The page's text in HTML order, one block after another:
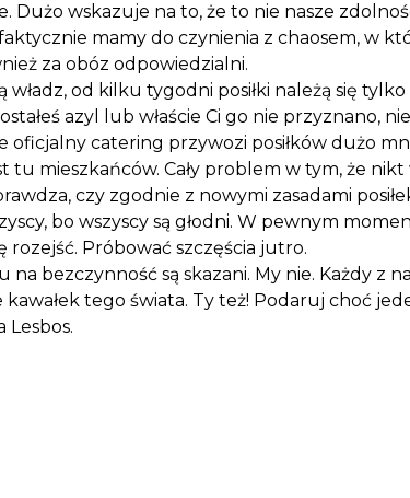
Dużo wskazuje na to, że to nie nasze
mamy do czynienia z chaosem, w
za obóz odpowiedzialni.
władz, od kilku tygodni posiłki należą się
azyl lub właście Ci go nie przyznano,
oficjalny catering przywozi posiłków dużo
tu mieszkańców. Cały problem w tym, że nikt
czy zgodnie z nowymi zasadami
bo wszyscy są głodni. W pewnym
rozejść. Próbować szczęścia jutro.
na bezczynność są skazani. My nie. Każdy z
tego świata. Ty też! Podaruj choć
Lesbos.